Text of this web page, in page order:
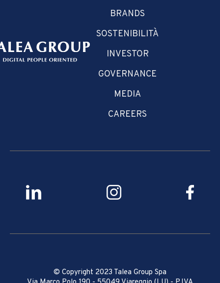
BRANDS
SOSTENIBILITÀ
INVESTOR
GOVERNANCE
MEDIA
CAREERS
© Copyright 2023 Talea Group Spa